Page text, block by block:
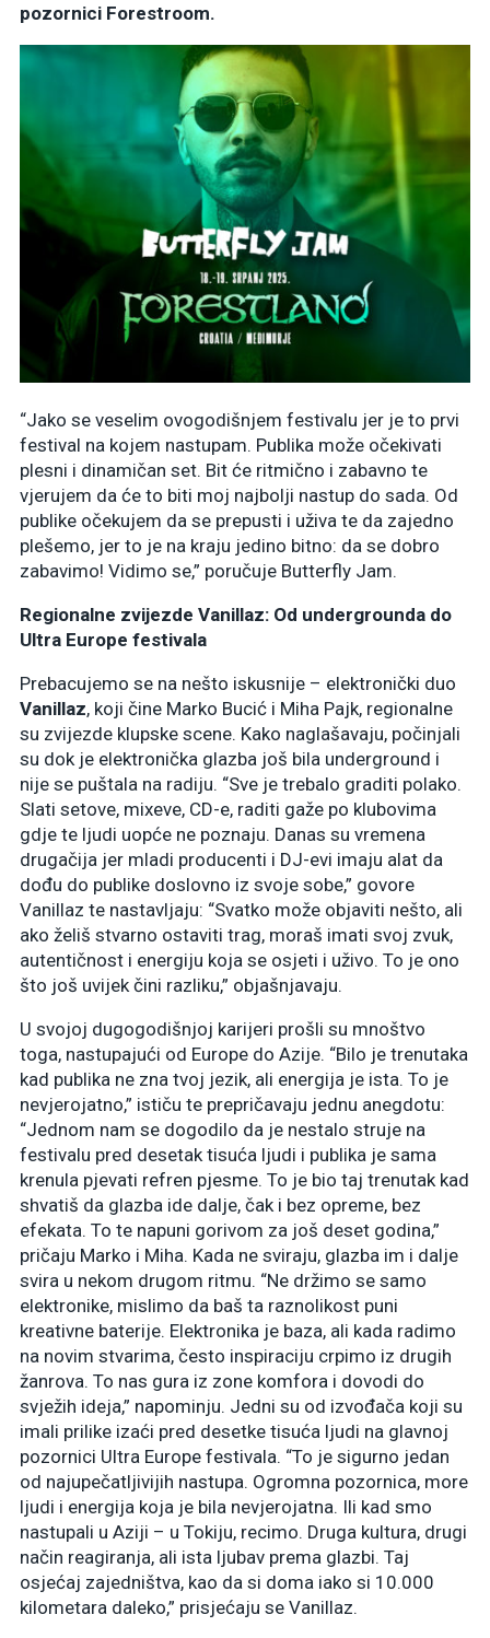
pozornici Forestroom.
“Jako se veselim ovogodišnjem festivalu jer je to prvi
festival na kojem nastupam. Publika može očekivati
plesni i dinamičan set. Bit će ritmično i zabavno te
vjerujem da će to biti moj najbolji nastup do sada. Od
publike očekujem da se prepusti i uživa te da zajedno
plešemo, jer to je na kraju jedino bitno: da se dobro
zabavimo! Vidimo se,” poručuje Butterfly Jam.
Regionalne zvijezde Vanillaz: Od undergrounda do
Ultra Europe festivala
Prebacujemo se na nešto iskusnije – elektronički duo
Vanillaz, koji čine Marko Bucić i Miha Pajk, regionalne
su zvijezde klupske scene. Kako naglašavaju, počinjali
su dok je elektronička glazba još bila underground i
nije se puštala na radiju. “Sve je trebalo graditi polako.
Slati setove, mixeve, CD-e, raditi gaže po klubovima
gdje te ljudi uopće ne poznaju. Danas su vremena
drugačija jer mladi producenti i DJ-evi imaju alat da
dođu do publike doslovno iz svoje sobe,” govore
Vanillaz te nastavljaju: “Svatko može objaviti nešto, ali
ako želiš stvarno ostaviti trag, moraš imati svoj zvuk,
autentičnost i energiju koja se osjeti i uživo. To je ono
što još uvijek čini razliku,” objašnjavaju.
U svojoj dugogodišnjoj karijeri prošli su mnoštvo
toga, nastupajući od Europe do Azije. “Bilo je trenutaka
kad publika ne zna tvoj jezik, ali energija je ista. To je
nevjerojatno,” ističu te prepričavaju jednu anegdotu:
“Jednom nam se dogodilo da je nestalo struje na
festivalu pred desetak tisuća ljudi i publika je sama
krenula pjevati refren pjesme. To je bio taj trenutak kad
shvatiš da glazba ide dalje, čak i bez opreme, bez
efekata. To te napuni gorivom za još deset godina,”
pričaju Marko i Miha. Kada ne sviraju, glazba im i dalje
svira u nekom drugom ritmu. “Ne držimo se samo
elektronike, mislimo da baš ta raznolikost puni
kreativne baterije. Elektronika je baza, ali kada radimo
na novim stvarima, često inspiraciju crpimo iz drugih
žanrova. To nas gura iz zone komfora i dovodi do
svježih ideja,” napominju. Jedni su od izvođača koji su
imali prilike izaći pred desetke tisuća ljudi na glavnoj
pozornici Ultra Europe festivala. “To je sigurno jedan
od najupečatljivijih nastupa. Ogromna pozornica, more
ljudi i energija koja je bila nevjerojatna. Ili kad smo
nastupali u Aziji – u Tokiju, recimo. Druga kultura, drugi
način reagiranja, ali ista ljubav prema glazbi. Taj
osjećaj zajedništva, kao da si doma iako si 10.000
kilometara daleko,” prisjećaju se Vanillaz.